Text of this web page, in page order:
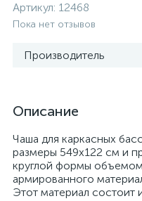
Артикул: 12468
Пока нет отзывов
Производитель
Описание
Чаша для каркасных
размеры 549х122 см и
круглой формы
армированного
Этот материал состоит